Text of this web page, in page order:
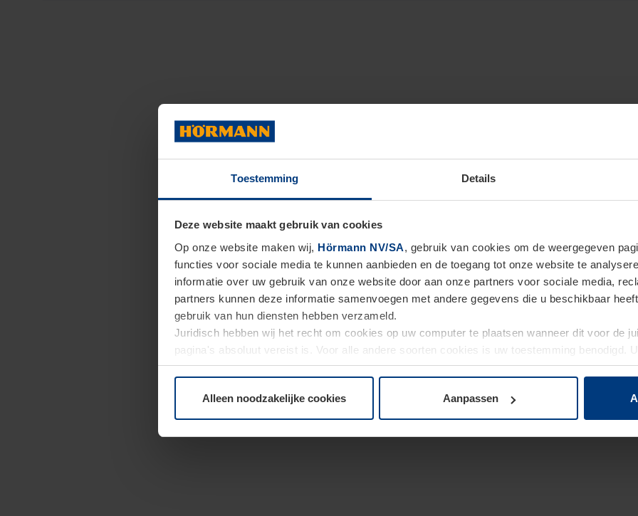
Toestemming Details
Deze website maakt gebruik van cookies
Op onze website maken wij, Hörmann NV/SA, gebruik van cookies om de weergegeven
functies voor sociale media te kunnen aanbieden en de toegang tot onze website te
informatie over uw gebruik van onze website door aan onze partners voor sociale media,
partners kunnen deze informatie samenvoegen met andere gegevens die u beschikbaar
gebruik van hun diensten hebben verzameld.
Juridisch hebben wij het recht om cookies op uw computer te plaatsen wanneer dit voor de
pagina's absoluut vereist is. Voor alle andere soorten cookies is uw toestemming benodigd.
moment bij de uitleg van de cookies op paginaPrivacyverklaringop onze website wijzigen
Alleen noodzakelijke cookies Aanpassen